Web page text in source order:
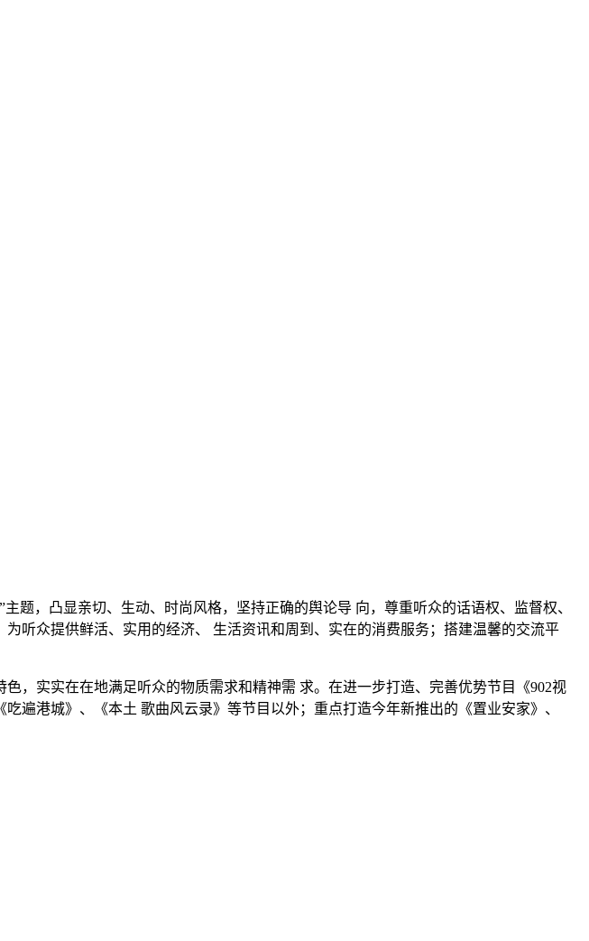
题，凸显亲切、生动、时尚风格，坚持正确的舆论导 向，尊重听众的话语权、监督权、
听众提供鲜活、实用的经济、 生活资讯和周到、实在的消费服务；搭建温馨的交流平
，实实在在地满足听众的物质需求和精神需 求。在进一步打造、完善优势节目《902视
遍港城》、《本土 歌曲风云录》等节目以外；重点打造今年新推出的《置业安家》、